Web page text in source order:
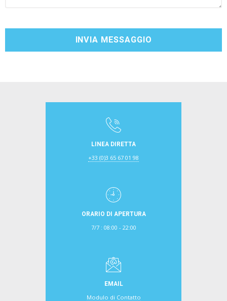
LINEA DIRETTA
+33 (0)3 65 67 01 98
ORARIO DI APERTURA
7/7 : 08:00 - 22:00
EMAIL
Modulo di Contatto